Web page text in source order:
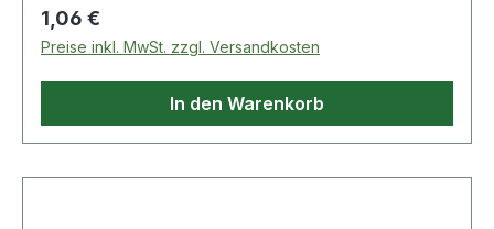
Regulärer Preis:
1,06 €
Preise inkl. MwSt. zzgl. Versandkosten
In den Warenkorb